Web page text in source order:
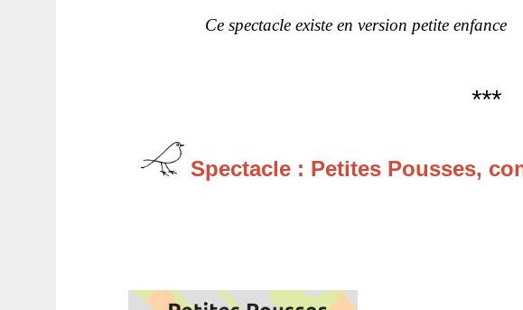
Ce spectacle existe en version petite enfance
***
Spectacle : Petites Pousses,